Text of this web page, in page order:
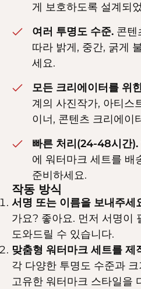
게 보호하도록 설계되
여러 투명도 수준. 콘텐
따라 밝게, 중간, 굵게
세요.
모든 크리에이터를 위
계의 사진작가, 아티스
이너, 콘텐츠 크리에이
빠른 처리(24-48시간).
에 워터마크 세트를 배
준비하세요.
작동 방식
서명 또는 이름을 보내주세
가요? 좋아요. 먼저 서명이
도와드릴 수 있습니다.
맞춤형 워터마크 세트를 제
각 다양한 투명도 수준과
고유한 워터마크 스타일을